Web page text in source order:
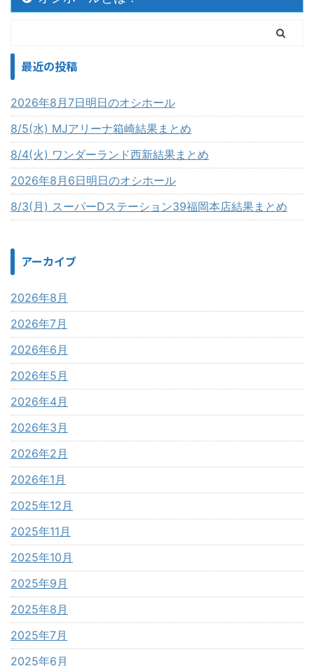
最近の投稿
2026年8月7日明日のオシホール
8/5(水) MJアリーナ箱崎結果まとめ
8/4(火) ワンダーランド西新結果まとめ
2026年8月6日明日のオシホール
8/3(月) スーパーDステーション39福岡本店結果まとめ
アーカイブ
2026年8月
2026年7月
2026年6月
2026年5月
2026年4月
2026年3月
2026年2月
2026年1月
2025年12月
2025年11月
2025年10月
2025年9月
2025年8月
2025年7月
2025年6月